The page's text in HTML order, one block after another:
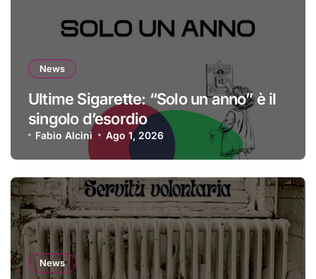
News
Ultime Sigarette: “Solo un anno” è il
singolo d’esordio
Fabio Alcini Ago 1, 2026
News